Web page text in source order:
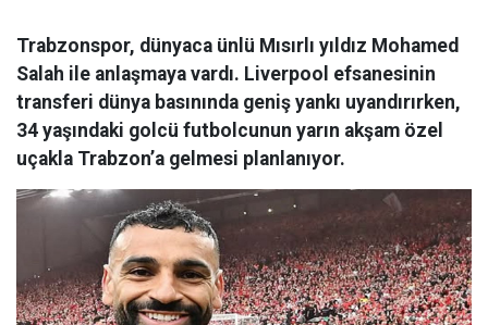
Trabzonspor, dünyaca ünlü Mısırlı yıldız Mohamed
Salah ile anlaşmaya vardı. Liverpool efsanesinin
transferi dünya basınında geniş yankı uyandırırken,
34 yaşındaki golcü futbolcunun yarın akşam özel
uçakla Trabzon’a gelmesi planlanıyor.